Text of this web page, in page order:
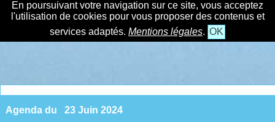
En poursuivant votre navigation sur ce site, vous acceptez
l'utilisation de cookies pour vous proposer des contenus et
services adaptés. Mentions légales. OK
Agenda du 23 Juin 2024